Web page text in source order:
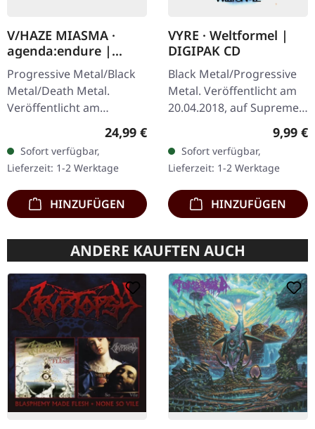
V/HAZE MIASMA ·
agenda:endure |
SPLATTER LP
Progressive Metal/Black
Metal/Death Metal.
Veröffentlicht am
08.12.2023, auf Supreme
Chaos Records. SCR
Exklusives Ultra
Clear/Silber/Gold/Schwar
z…
Regulärer Preis:
24,99 €
Sofort verfügbar,
Lieferzeit: 1-2 Werktage
HINZUFÜGEN
VYRE · Weltformel |
DIGIPAK CD
Black Metal/Progressive
Metal. Veröffentlicht am
20.04.2018, auf Supreme
Chaos Records. Limitierte
Erstauflage als CD im
DigiPak. Schnall Dich an,…
9,99 €
Sofort verfügbar,
Lieferzeit: 1-2 Werktage
HINZUFÜGEN
ANDERE KAUFTEN AUCH